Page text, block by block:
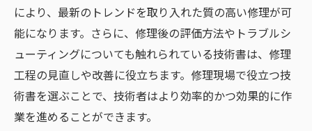
により、最新のトレンドを取り入れた質の高い修理が可
能になります。さらに、修理後の評価方法やトラブルシ
ューティングについても触れられている技術書は、修理
工程の見直しや改善に役立ちます。修理現場で役立つ技
術書を選ぶことで、技術者はより効率的かつ効果的に作
業を進めることができます。